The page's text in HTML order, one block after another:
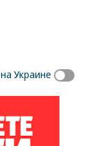
Украине